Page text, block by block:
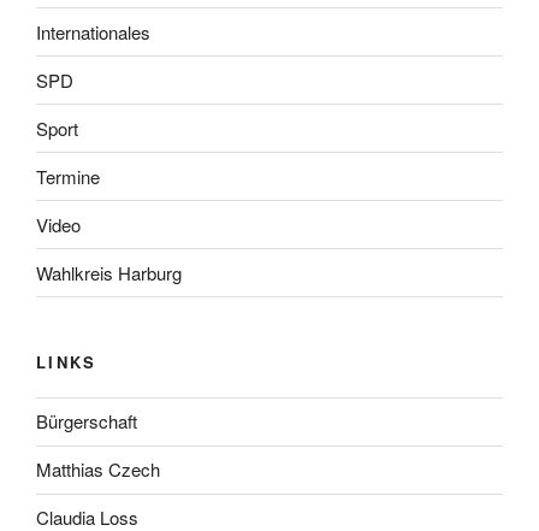
Internationales
SPD
Sport
Termine
Video
Wahlkreis Harburg
LINKS
Bürgerschaft
Matthias Czech
Claudia Loss